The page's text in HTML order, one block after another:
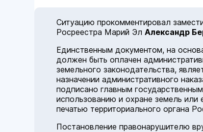
Ситуацию прокомментировал
Росреестра Марий Эл Александр
Единственным документом, на
должен быть оплачен
земельного законодательства,
назначении административного
подписано главным
использованию и охране земель или
печатью территориального органа
Постановление правонарушителю